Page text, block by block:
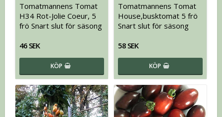
Tomatmannens Tomat
H34 Rot-Jolie Coeur, 5
frö Snart slut för säsong
46 SEK
KÖP
Tomatmannens Tomat
House,busktomat 5 frö
Snart slut för säsong
58 SEK
KÖP